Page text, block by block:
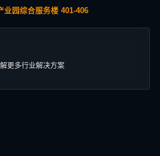
业园综合服务楼 401-406
更多行业解决方案